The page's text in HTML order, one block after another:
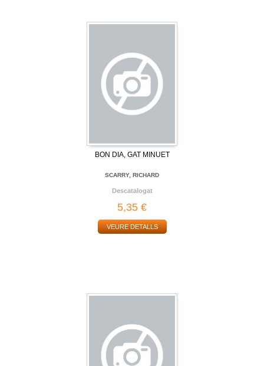
BON DIA, GAT MINUET
SCARRY, RICHARD
Descatalogat
5,35 €
VEURE DETALLS